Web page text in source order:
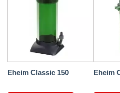
Eheim Classic 150 Eheim